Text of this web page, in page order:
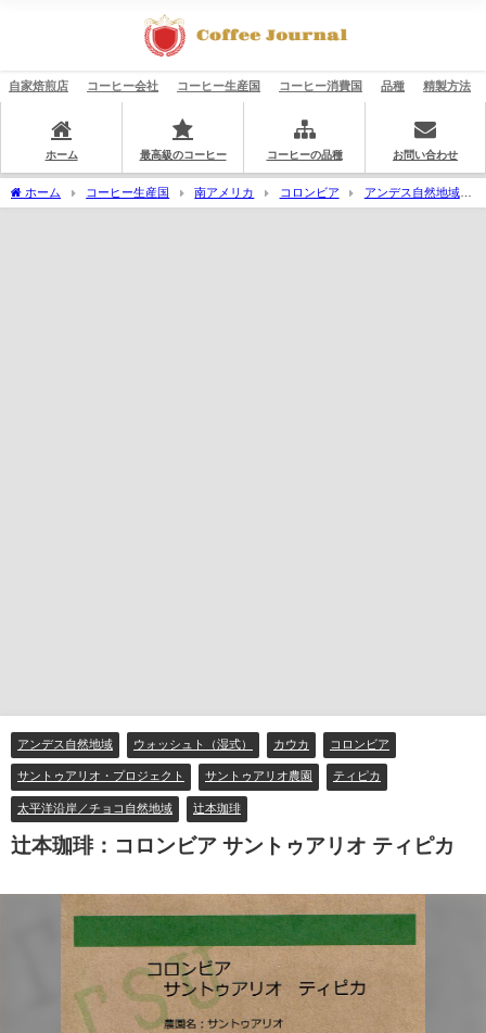
自家焙煎店 コーヒー会社 コーヒー生産国 コーヒー消費国 品種 精製方法
ホーム 最高級のコーヒー コーヒーの品種 お問い合わせ
ホーム コーヒー生産国 南アメリカ コロンビア
アンデス自然地域
辻本珈琲：コロンビア サントゥアリオ ティピカ
アンデス自然地域 ウォッシュト（湿式） カウカ コロンビア
サントゥアリオ・プロジェクト サントゥアリオ農園 ティピカ
太平洋沿岸／チョコ自然地域 辻本珈琲
辻本珈琲：コロンビア サントゥアリオ ティピカ